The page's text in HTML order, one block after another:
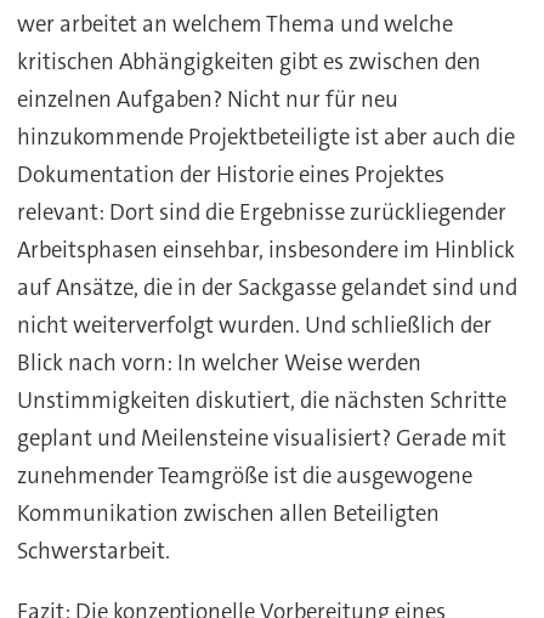
wer arbeitet an welchem Thema und welche
kritischen Abhängigkeiten gibt es zwischen den
einzelnen Aufgaben? Nicht nur für neu
hinzukommende Projektbeteiligte ist aber auch die
Dokumentation der Historie eines Projektes
relevant: Dort sind die Ergebnisse zurückliegender
Arbeitsphasen einsehbar, insbesondere im Hinblick
auf Ansätze, die in der Sackgasse gelandet sind und
nicht weiterverfolgt wurden. Und schließlich der
Blick nach vorn: In welcher Weise werden
Unstimmigkeiten diskutiert, die nächsten Schritte
geplant und Meilensteine visualisiert? Gerade mit
zunehmender Teamgröße ist die ausgewogene
Kommunikation zwischen allen Beteiligten
Schwerstarbeit.
Fazit: Die konzeptionelle Vorbereitung eines